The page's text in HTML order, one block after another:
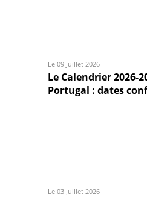
Le 09 Juillet 2026
Le Calendrier 2026-
Portugal : dates
Le 03 Juillet 2026